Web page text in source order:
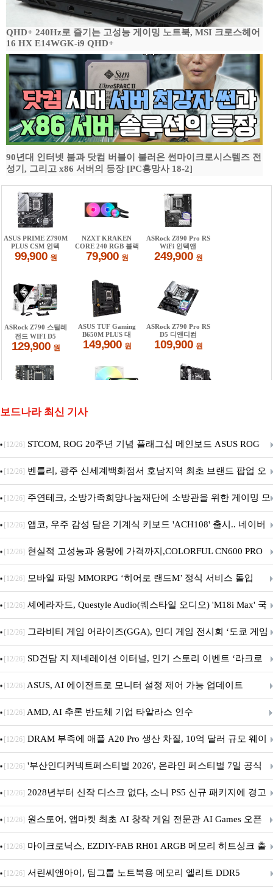
QHD+ 240Hz로 즐기는 고성능 게이밍 노트북, MSI 크로스헤어
16 HX E14WGK-i9 QHD+
90년대 인터넷 붐과 닷컴 버블이 불러온 썬마이크로시스템즈 전
성기, 그리고 x86 서버의 등장 [PC흥망사 18-2]
보드나라 최신 기사
[12/26] STCOM, ROG 20주년 기념 플래그십 메인보드 ASUS ROG
Crosshair X870E EDITION 20 국내 출시 예정
[12/26] 벤틀리, 광주 신세계백화점서 호남지역 최초 브랜드 팝업 오
픈
[12/26] 주연테크, 소방가족희망나눔재단에 소방관을 위한 게이밍 모
니터·스마트 펫 침대 기부
[12/26] 앱코, 우주 감성 담은 기계식 키보드 'ACH108' 출시.. 네이버
브랜드데이 기획전 진행
[12/26] 현실적 고성능과 용량에 가격까지,COLORFUL CN600 PRO
M.2 NVMe 디앤디컴 1TB
[12/26] 모바일 파밍 MMORPG ‘히어로 랜드M’ 정식 서비스 돌입
[12/26] 셰에라자드, Questyle Audio(퀘스타일 오디오) 'M18i Max' 국
내 정식 출시
[12/26] 그라비티 게임 어라이즈(GGA), 인디 게임 전시회 ‘도쿄 게임
던전 13’ 참가!
[12/26] SD건담 지 제네레이션 이터널, 인기 스토리 이벤트 ‘라크로
아의 용사’ 재개최 및 풍성한 기념 이벤트 실시!
[12/26] ASUS, AI 에이전트로 모니터 설정 제어 가능 업데이트
[12/26] AMD, AI 추론 반도체 기업 타알라스 인수
[12/26] DRAM 부족에 애플 A20 Pro 생산 차질, 10억 달러 규모 웨이
퍼 대기
[12/26] '부산인디커넥트페스티벌 2026', 온라인 페스티벌 7일 공식
개막... 22일간 진행
[12/26] 2028년부터 신작 디스크 없다, 소니 PS5 신규 패키지에 경고
문 추가
[12/26] 원스토어, 앱마켓 최초 AI 창작 게임 전문관 AI Games 오픈
[12/26] 마이크로닉스, EZDIY-FAB RH01 ARGB 메모리 히트싱크 출
시
[12/26] 서린씨앤아이, 팀그룹 노트북용 메모리 엘리트 DDR5